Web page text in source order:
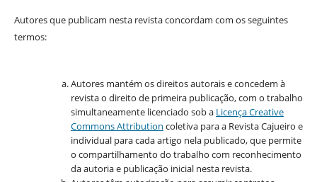
Autores que publicam nesta revista concordam com os seguintes
termos:
Autores mantém os direitos autorais e concedem à
revista o direito de primeira publicação, com o trabalho
simultaneamente licenciado sob a Licença Creative
Commons Attribution coletiva para a Revista Cajueiro e
individual para cada artigo nela publicado, que permite
o compartilhamento do trabalho com reconhecimento
da autoria e publicação inicial nesta revista.